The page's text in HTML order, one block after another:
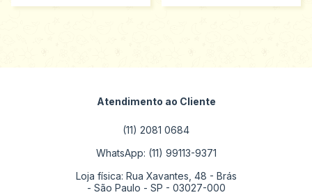
Atendimento ao Cliente
(11) 2081 0684
WhatsApp: (11) 99113-9371
Loja física: Rua Xavantes, 48 - Brás
- São Paulo - SP - 03027-000